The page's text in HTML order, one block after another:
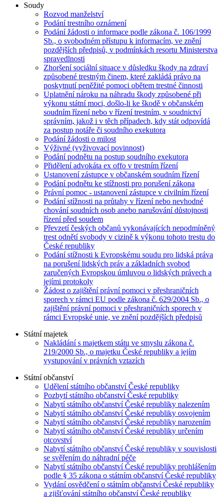
Soudy
Rozvod manželství
Podání trestního oznámení
Podání žádosti o informace podle zákona č. 106/1999
Sb., o svobodném přístupu k informacím, ve znění
pozdějších předpisů, v podmínkách resortu Ministerstva
spravedlnosti
Zhoršení sociální situace v důsledku škody na zdraví
způsobené trestným činem, které zakládá právo na
poskytnutí peněžité pomoci obětem trestné činnosti
Uplatnění nároku na náhradu škody způsobené při
výkonu státní moci, došlo-li ke škodě v občanském
soudním řízení nebo v řízení trestním, v soudnictví
správním, jakož i v těch případech, kdy stát odpovídá
za postup notáře či soudního exekutora
Podání žádosti o milost
Výživné (vyživovací povinnost)
Podání podnětu na postup soudního exekutora
Přidělení advokáta ex offo v trestním řízení
Ustanovení zástupce v občanském soudním řízení
Podání podnětu ke stížnosti pro porušení zákona
Právní pomoc - ustanovení zástupce v civilním řízení
Podání stížnosti na průtahy v řízení nebo nevhodné
chování soudních osob anebo narušování důstojnosti
řízení před soudem
Převzetí českých občanů vykonávajících nepodmíněný
trest odnětí svobody v cizině k výkonu tohoto trestu do
České republiky
Podání stížnosti k Evropskému soudu pro lidská práva
na porušení lidských práv a základních svobod
zaručených Evropskou úmluvou o lidských právech a
jejími protokoly
Žádost o zajištění právní pomoci v přeshraničních
sporech v rámci EU podle zákona č. 629/2004 Sb., o
zajištění právní pomoci v přeshraničních sporech v
rámci Evropské unie, ve znění pozdějších předpisů
Státní majetek
Nakládání s majetkem státu ve smyslu zákona č.
219/2000 Sb., o majetku České republiky a jejím
vystupování v právních vztazích
Státní občanství
Udělení státního občanství České republiky
Pozbytí státního občanství České republiky
Nabytí státního občanství České republiky nalezením
Nabytí státního občanství České republiky osvojením
Nabytí státního občanství České republiky narozením
Nabytí státního občanství České republiky určením
otcovství
Nabytí státního občanství České republiky v souvislosti
se svěřením do náhradní péče
Nabytí státního občanství České republiky prohlášením
podle § 35 zákona o státním občanství České republiky
Vydání osvědčení o státním občanství České republiky
a zjišťování státního občanství České republiky